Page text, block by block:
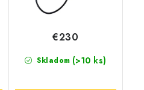
Skladom (>10 ks)
€230